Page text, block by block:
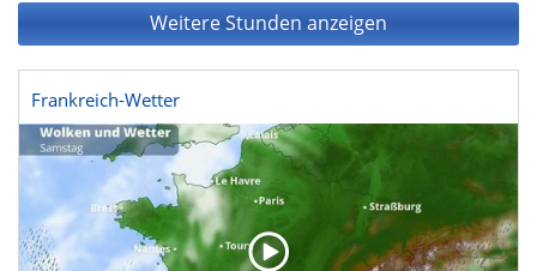
Weitere Stunden anzeigen
Frankreich-Wetter